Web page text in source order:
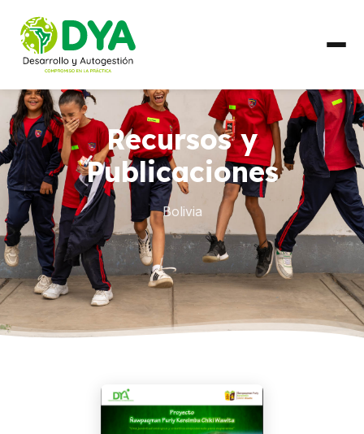
QUIÉNES SOMOS
Línea de Tiempo
Alianzas Regionales
QUÉ HACEMOS
Líneas de Trabajo
PAÍSES
Ecuador
Recursos y
Publicaciones
Bolivia